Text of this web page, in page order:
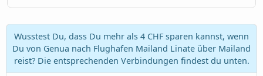
Wusstest Du, dass Du mehr als 4 CHF sparen kannst, wenn
Du von Genua nach Flughafen Mailand Linate über Mailand
reist? Die entsprechenden Verbindungen findest du unten.